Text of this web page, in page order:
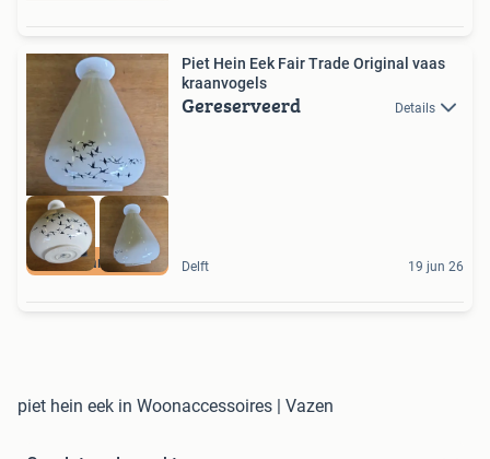
Brocantage
Piet Hein Eek Fair Trade Original vaas
kraanvogels
Gereserveerd Details
Delft 19 jun 26
piet hein eek in Woonaccessoires | Vazen